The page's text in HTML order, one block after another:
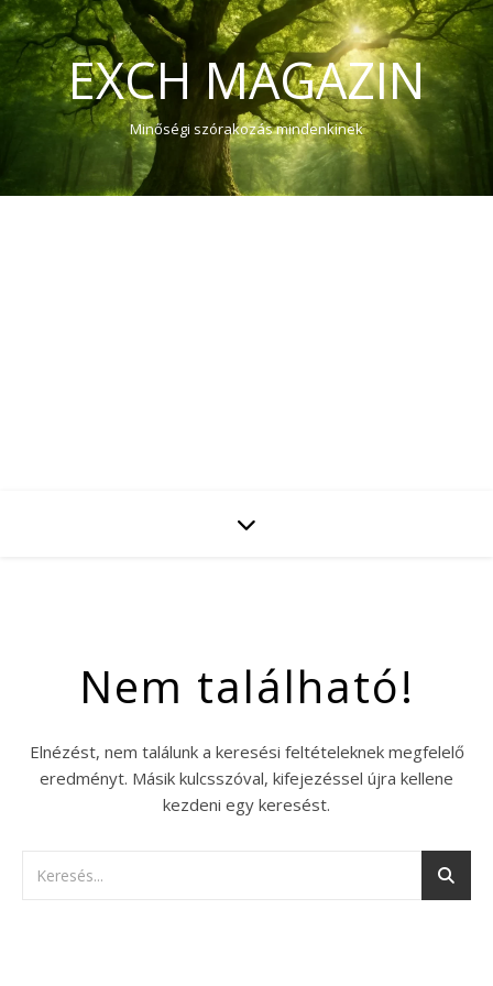
EXCH MAGAZIN
Minőségi szórakozás mindenkinek
Nem található!
Elnézést, nem találunk a keresési feltételeknek megfelelő
eredményt. Másik kulcsszóval, kifejezéssel újra kellene
kezdeni egy keresést.